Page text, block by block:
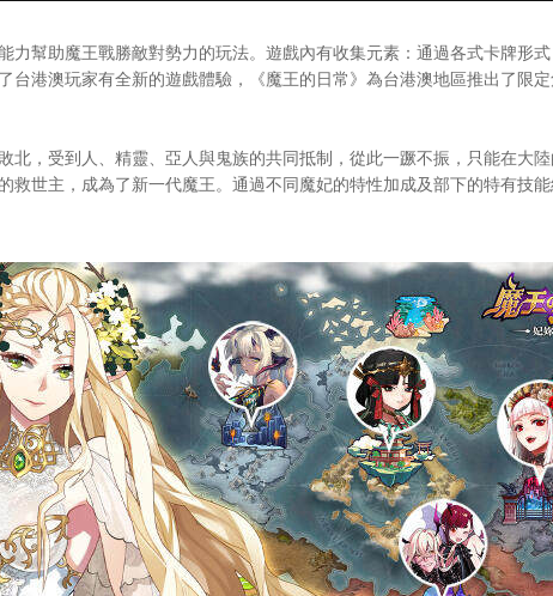
助魔王戰勝敵對勢力的玩法。遊戲內有收集元素：通過各式卡牌形
港澳玩家有全新的遊戲體驗，《魔王的日常》為台港澳地區推出了限
受到人、精靈、亞人與鬼族的共同抵制，從此一蹶不振，只能在大
世主，成為了新一代魔王。通過不同魔妃的特性加成及部下的特有技